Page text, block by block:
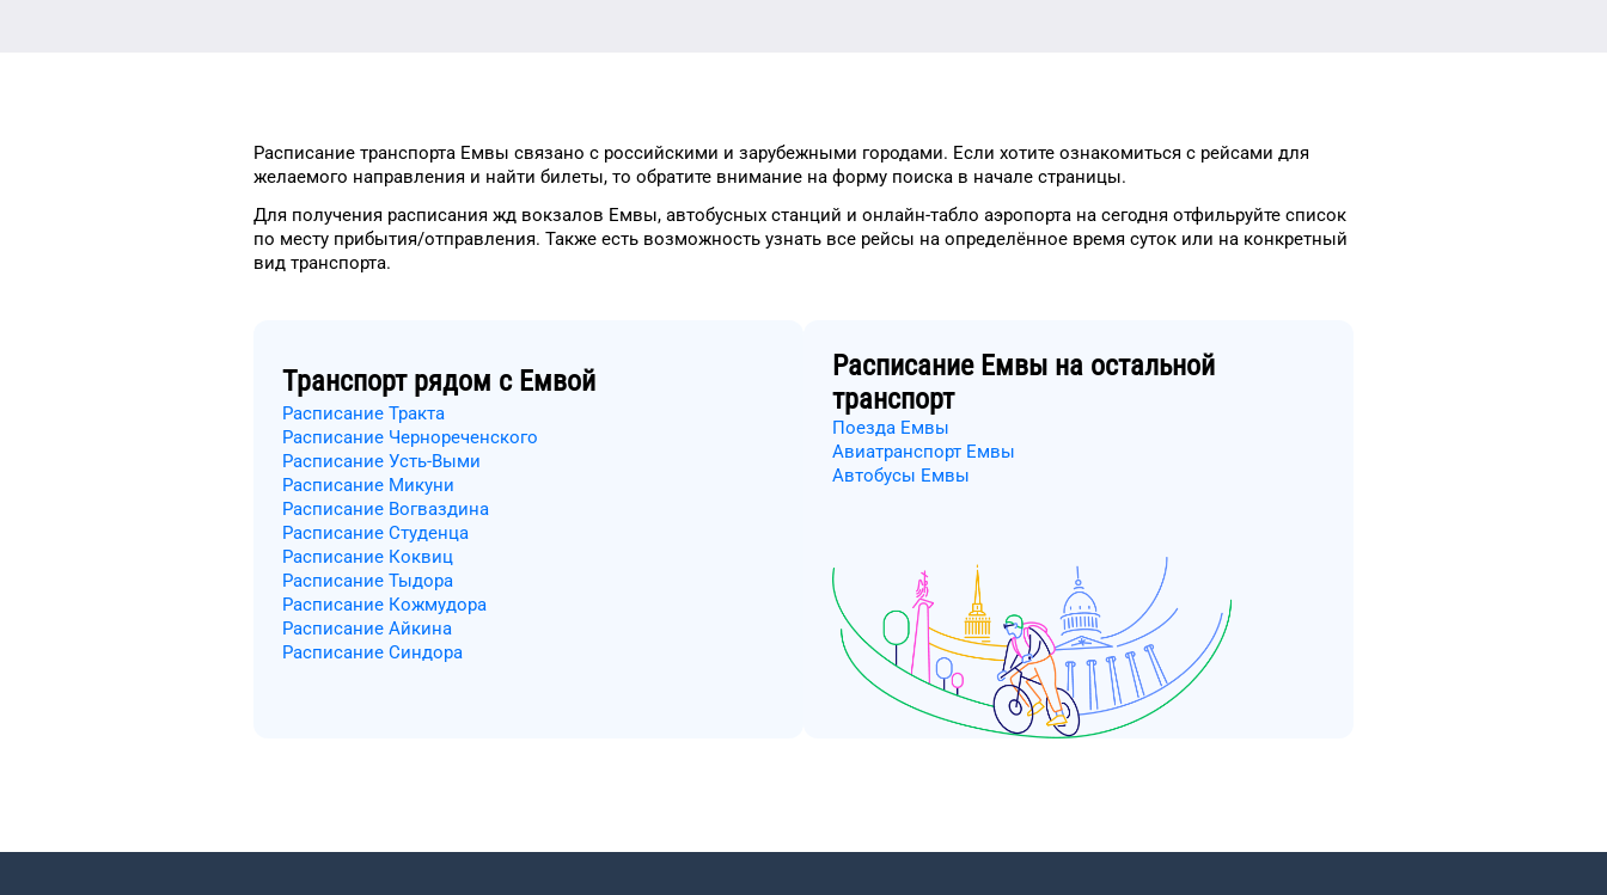
Расписание транспорта Емвы связано с российскими и зарубежными городами. Если хотите ознакомиться с рейсами для
желаемого направления и найти билеты, то обратите внимание на форму поиска в начале страницы.
Для получения расписания жд вокзалов Емвы, автобусных станций и онлайн-табло аэропорта на сегодня отфильруйте список
по месту прибытия/отправления. Также есть возможность узнать все рейсы на определённое время суток или на конкретный
вид транспорта.
Транспорт рядом с Емвой
Расписание Тракта
Расписание Чернореченского
Расписание Усть-Выми
Расписание Микуни
Расписание Вогваздина
Расписание Студенца
Расписание Коквиц
Расписание Тыдора
Расписание Кожмудора
Расписание Айкина
Расписание Синдора
Расписание Емвы на остальной
транспорт
Поезда Емвы
Авиатранспорт Емвы
Автобусы Емвы